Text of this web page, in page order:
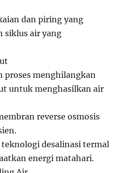
dan piring yang
siklus air yang
proses menghilangkan
untuk menghasilkan air
reverse osmosis
desalinasi termal
energi matahari.